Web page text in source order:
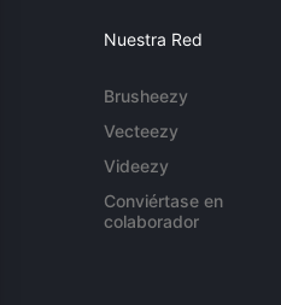
Nuestra Red
Brusheezy
Vecteezy
Videezy
Conviértase en
colaborador